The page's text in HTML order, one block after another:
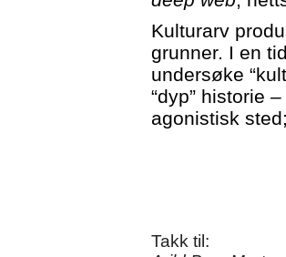
Kulturarv
grunner. I en
undersøke
“dyp” historie
agonistisk
Takk til: